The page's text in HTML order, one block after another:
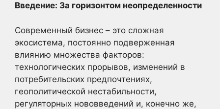
Введение: За горизонтом неопределенности
Современный бизнес – это сложная
экосистема, постоянно подверженная
влиянию множества факторов:
технологических прорывов, изменений в
потребительских предпочтениях,
геополитической нестабильности,
регуляторных нововведений и, конечно же,